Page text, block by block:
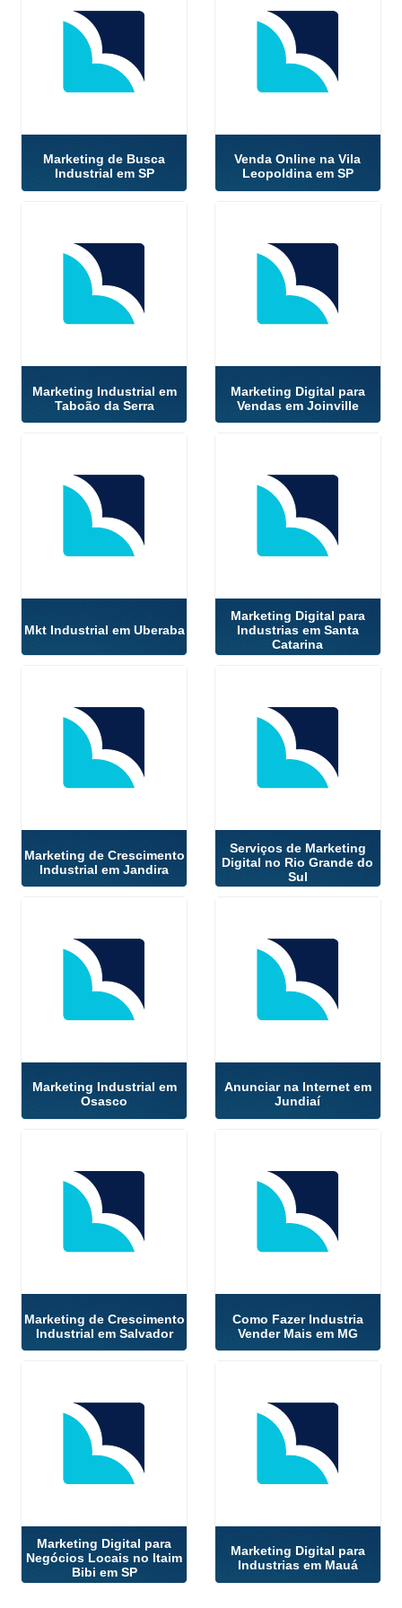
Marketing de Busca
Industrial em SP
Venda Online na Vila
Leopoldina em SP
Marketing Industrial em
Taboão da Serra
Marketing Digital para
Vendas em Joinville
Mkt Industrial em Uberaba
Marketing Digital para
Industrias em Santa
Catarina
Marketing de Crescimento
Industrial em Jandira
Serviços de Marketing
Digital no Rio Grande do
Sul
Marketing Industrial em
Osasco
Anunciar na Internet em
Jundiaí
Marketing de Crescimento
Industrial em Salvador
Como Fazer Industria
Vender Mais em MG
Marketing Digital para
Negócios Locais no Itaim
Bibi em SP
Marketing Digital para
Industrias em Mauá